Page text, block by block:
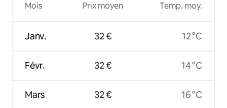
Mois
Janv.
Févr.
Mars
Prix moyen
32 €
32 €
32 €
Temp. moy.
12 °C
14 °C
16 °C